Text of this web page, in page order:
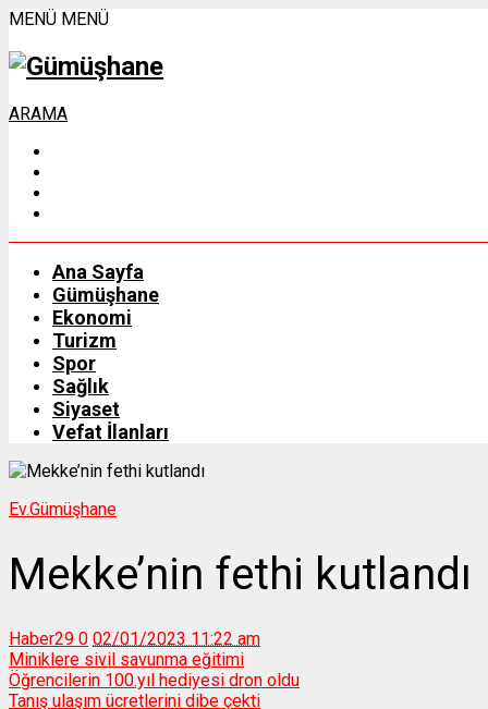
MENÜ MENÜ
ARAMA
Ana Sayfa
Gümüşhane
Ekonomi
Turizm
Spor
Sağlık
Siyaset
Vefat İlanları
Ev.Gümüşhane
Mekke’nin fethi kutlandı
Haber29 0 02/01/2023 11:22 am
Miniklere sivil savunma eğitimi
Öğrencilerin 100.yıl hediyesi dron oldu
Tanış ulaşım ücretlerini dibe çekti